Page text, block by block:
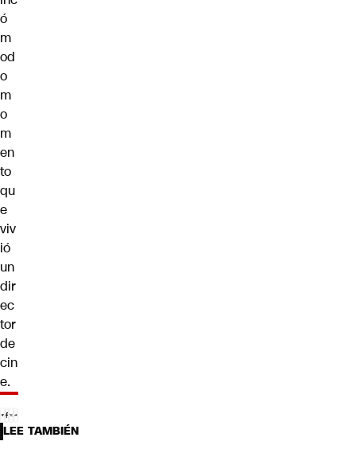
ó
m
od
o
m
o
m
en
to
qu
e
viv
ió
un
dir
ec
tor
de
cin
e.
LEE TAMBIÉN